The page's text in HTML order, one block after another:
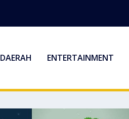
DAERAH ENTERTAINMENT